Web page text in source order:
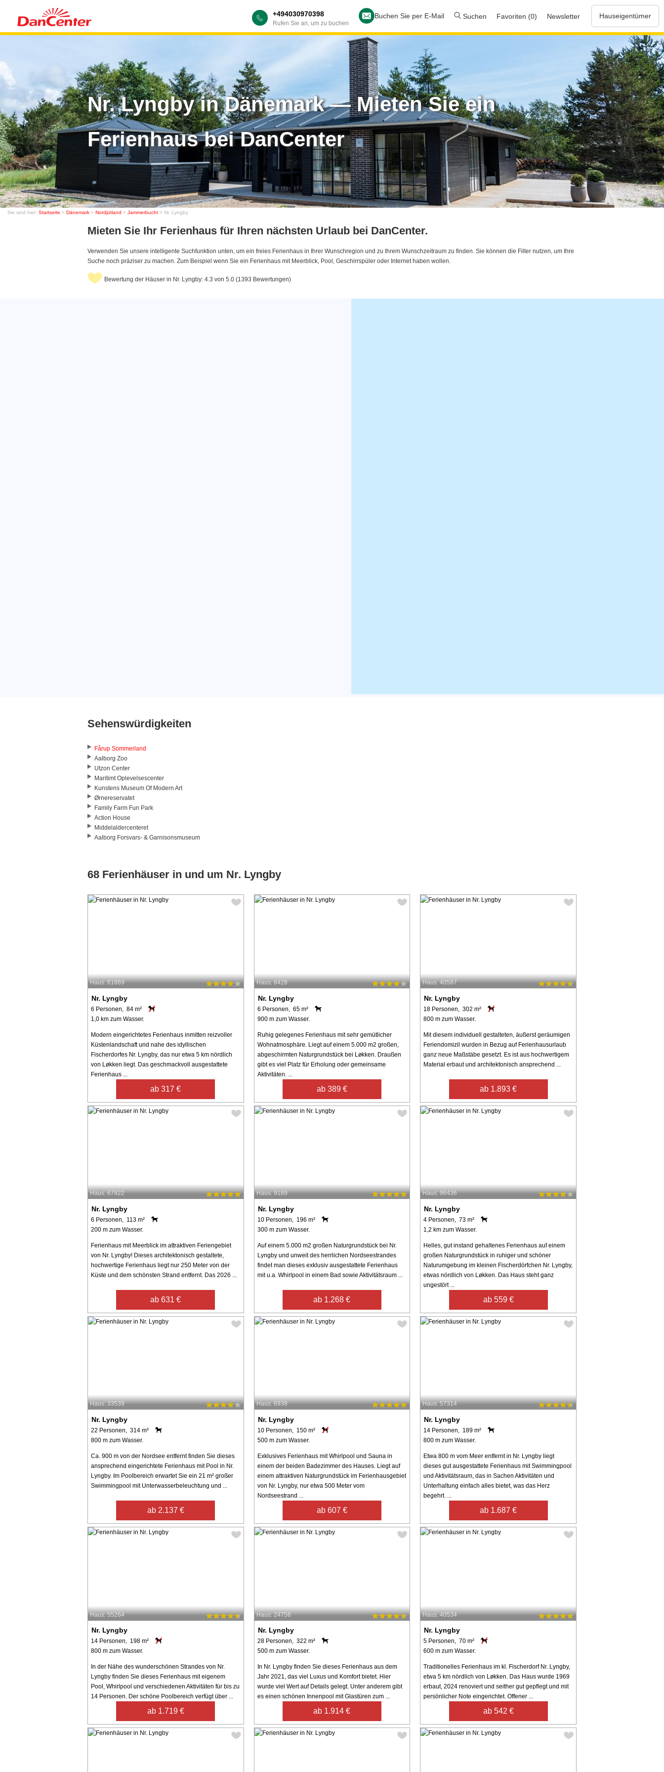
+494030970398
Rufen Sie an, um zu buchen
Buchen Sie per E-Mail Suchen Favoriten (0) Newsletter Hauseigentümer
Nr. Lyngby in Dänemark — Mieten Sie ein
Ferienhaus bei DanCenter
Sie sind hier: Startseite > Dänemark > Nordjütland > Jammerbucht > Nr. Lyngby
Mieten Sie Ihr Ferienhaus für Ihren nächsten Urlaub bei DanCenter.
Verwenden Sie unsere intelligente Suchfunktion unten, um ein freies Ferienhaus in Ihrer Wunschregion und zu Ihrem Wunschzeitraum zu finden. Sie können die Filter nutzen, um Ihre
Suche noch präziser zu machen. Zum Beispiel wenn Sie ein Ferienhaus mit Meerblick, Pool, Geschirrspüler oder Internet haben wollen.
Bewertung der Häuser in Nr. Lyngby: 4.3 von 5.0 (1393 Bewertungen)
Sehenswürdigkeiten
Fårup Sommerland
Aalborg Zoo
Utzon Center
Maritimt Oplevelsescenter
Kunstens Museum Of Modern Art
Ørnereservatet
Family Farm Fun Park
Action House
Middelaldercenteret
Aalborg Forsvars- & Garnisonsmuseum
68 Ferienhäuser in und um Nr. Lyngby
Haus: 61869
Nr. Lyngby
6 Personen, 84 m²
1,0 km zum Wasser.
Modern eingerichtetes Ferienhaus inmitten reizvoller
Küstenlandschaft und nahe des idyllischen
Fischerdorfes Nr. Lyngby, das nur etwa 5 km nördlich
von Løkken liegt. Das geschmackvoll ausgestattete
Ferienhaus ...
ab 317 €
Haus: 8428
Nr. Lyngby
6 Personen, 65 m²
900 m zum Wasser.
Ruhig gelegenes Ferienhaus mit sehr gemütlicher
Wohnatmosphäre. Liegt auf einem 5.000 m2 großen,
abgeschirmten Naturgrundstück bei Løkken. Draußen
gibt es viel Platz für Erholung oder gemeinsame
Aktivitäten. ...
ab 389 €
Haus: 40587
Nr. Lyngby
18 Personen, 302 m²
800 m zum Wasser.
Mit diesem individuell gestalteten, äußerst geräumigen
Feriendomizil wurden in Bezug auf Ferienhausurlaub
ganz neue Maßstäbe gesetzt. Es ist aus hochwertigem
Material erbaut und architektonisch ansprechend ...
ab 1.893 €
Haus: 67822
Nr. Lyngby
6 Personen, 113 m²
200 m zum Wasser.
Ferienhaus mit Meerblick im attraktiven Feriengebiet
von Nr. Lyngby! Dieses architektonisch gestaltete,
hochwertige Ferienhaus liegt nur 250 Meter von der
Küste und dem schönsten Strand entfernt. Das 2026 ...
ab 631 €
Haus: 9189
Nr. Lyngby
10 Personen, 196 m²
300 m zum Wasser.
Auf einem 5.000 m2 großen Naturgrundstück bei Nr.
Lyngby und unweit des herrlichen Nordseestrandes
findet man dieses exklusiv ausgestattete Ferienhaus
mit u.a. Whirlpool in einem Bad sowie Aktivitätsraum ...
ab 1.268 €
Haus: 96436
Nr. Lyngby
4 Personen, 73 m²
1,2 km zum Wasser.
Helles, gut instand gehaltenes Ferienhaus auf einem
großen Naturgrundstück in ruhiger und schöner
Naturumgebung im kleinen Fischerdörfchen Nr. Lyngby,
etwas nördlich von Løkken. Das Haus steht ganz
ungestört ...
ab 559 €
Haus: 33539
Nr. Lyngby
22 Personen, 314 m²
800 m zum Wasser.
Ca. 900 m von der Nordsee entfernt finden Sie dieses
ansprechend eingerichtete Ferienhaus mit Pool in Nr.
Lyngby. Im Poolbereich erwartet Sie ein 21 m² großer
Swimmingpool mit Unterwasserbeleuchtung und ...
ab 2.137 €
Haus: 6938
Nr. Lyngby
10 Personen, 150 m²
500 m zum Wasser.
Exklusives Ferienhaus mit Whirlpool und Sauna in
einem der beiden Badezimmer des Hauses. Liegt auf
einem attraktiven Naturgrundstück im Ferienhausgebiet
von Nr. Lyngby, nur etwa 500 Meter vom
Nordseestrand ...
ab 607 €
Haus: 57314
Nr. Lyngby
14 Personen, 189 m²
800 m zum Wasser.
Etwa 800 m vom Meer entfernt in Nr. Lyngby liegt
dieses gut ausgestattete Ferienhaus mit Swimmingpool
und Aktivitätsraum, das in Sachen Aktivitäten und
Unterhaltung einfach alles bietet, was das Herz
begehrt. ...
ab 1.687 €
Haus: 55264
Nr. Lyngby
14 Personen, 198 m²
800 m zum Wasser.
In der Nähe des wunderschönen Strandes von Nr.
Lyngby finden Sie dieses Ferienhaus mit eigenem
Pool, Whirlpool und verschiedenen Aktivitäten für bis zu
14 Personen. Der schöne Poolbereich verfügt über ...
ab 1.719 €
Haus: 24756
Nr. Lyngby
28 Personen, 322 m²
500 m zum Wasser.
In Nr. Lyngby finden Sie dieses Ferienhaus aus dem
Jahr 2021, das viel Luxus und Komfort bietet. Hier
wurde viel Wert auf Details gelegt. Unter anderem gibt
es einen schönen Innenpool mit Glastüren zum ...
ab 1.914 €
Haus: 40534
Nr. Lyngby
5 Personen, 70 m²
600 m zum Wasser.
Traditionelles Ferienhaus im kl. Fischerdorf Nr. Lyngby,
etwa 5 km nördlich von Løkken. Das Haus wurde 1969
erbaut, 2024 renoviert und seither gut gepflegt und mit
persönlicher Note eingerichtet. Offener ...
ab 542 €